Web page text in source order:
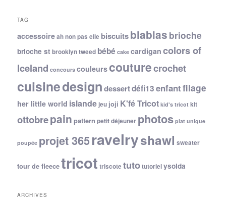
TAG
accessoireah non pas elle biscuitsblablas brioche
brioche st brooklyn tweed bébé cake cardigan colors of
Iceland concours couleurscouturecrochet
cuisinedesigndessertdéfi13enfantfilage
her little world islande jeu joji K'fé Tricot kid's tricot kit
ottobrepain pattern petit déjeuner photos plat unique
poupée projet 365ravelryshawl sweater
tour de fleecetricot triscote tutotutorielysolda
ARCHIVES